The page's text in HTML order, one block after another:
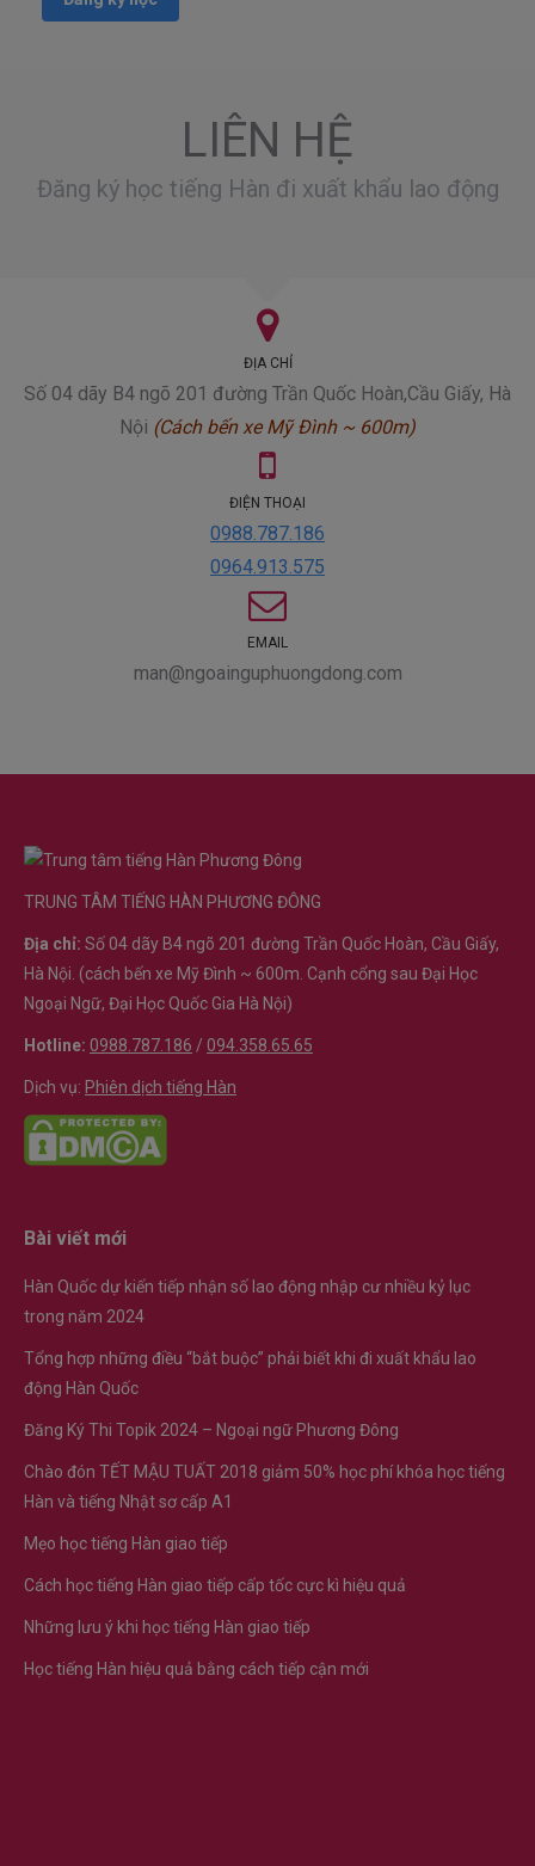
LIÊN HỆ
Đăng ký học tiếng Hàn đi xuất khẩu lao động
ĐỊA CHỈ
Số 04 dãy B4 ngõ 201 đường Trần Quốc Hoàn,Cầu Giấy, Hà
Nội (Cách bến xe Mỹ Đình ~ 600m)
ĐIỆN THOẠI
0988.787.186
0964.913.575
EMAIL
man@ngoainguphuongdong.com
TRUNG TÂM TIẾNG HÀN PHƯƠNG ĐÔNG
Địa chỉ: Số 04 dãy B4 ngõ 201 đường Trần Quốc Hoàn, Cầu Giấy,
Hà Nội. (cách bến xe Mỹ Đình ~ 600m. Cạnh cổng sau Đại Học
Ngoại Ngữ, Đại Học Quốc Gia Hà Nội)
Hotline: 0988.787.186 / 094.358.65.65
Dịch vụ: Phiên dịch tiếng Hàn
Bài viết mới
Hàn Quốc dự kiến tiếp nhận số lao động nhập cư nhiều kỷ lục
trong năm 2024
Tổng hợp những điều “bắt buộc” phải biết khi đi xuất khẩu lao
động Hàn Quốc
Đăng Ký Thi Topik 2024 – Ngoại ngữ Phương Đông
Chào đón TẾT MẬU TUẤT 2018 giảm 50% học phí khóa học tiếng
Hàn và tiếng Nhật sơ cấp A1
Mẹo học tiếng Hàn giao tiếp
Cách học tiếng Hàn giao tiếp cấp tốc cực kì hiệu quả
Những lưu ý khi học tiếng Hàn giao tiếp
Học tiếng Hàn hiệu quả bằng cách tiếp cận mới